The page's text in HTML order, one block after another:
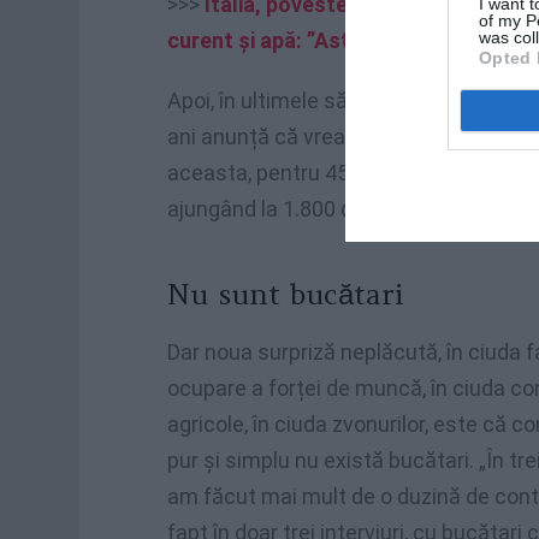
of my
was
Opted
curent și apă: ”Asta e toată casa
Apoi, în ultimele săptămâni, dușul
ani anunță că vrea să-și schimbe
aceasta, pentru 45 de ore pe
ajungând la 1.800 de euro în timpul verii.
Nu sunt bucătari
Dar noua surpriză neplăcută, în ciuda
ocupare a forței de muncă, în ciuda
agricole, în ciuda zvonurilor, este că
pur și simplu nu există bucătari. „În
am făcut mai mult de o duzină de
fapt în doar trei interviuri, cu bucătari